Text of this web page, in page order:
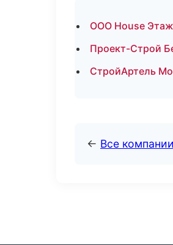
ООО House Этаж
Проект-Строй
СтройАртель
← Все